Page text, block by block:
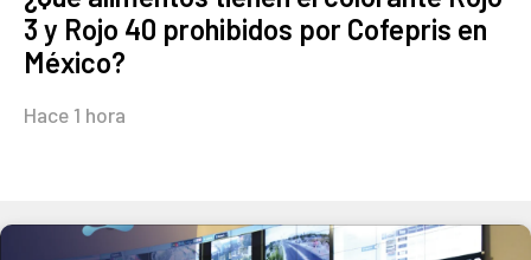
3 y Rojo 40 prohibidos por Cofepris en
México?
Hace 1 hora